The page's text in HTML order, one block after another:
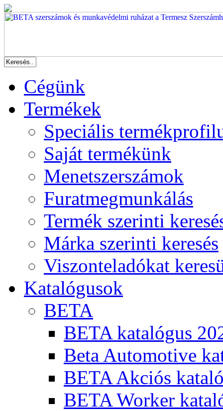
Cégünk
Termékek
Speciális
Saját termékünk
Menetszerszámok
Furatmegmunkálás
Termék szerinti
Márka szerinti keresés
Viszonteladókat
Katalógusok
BETA
BETA katalógus
Beta Automotive
BETA Akciós
BETA Worker